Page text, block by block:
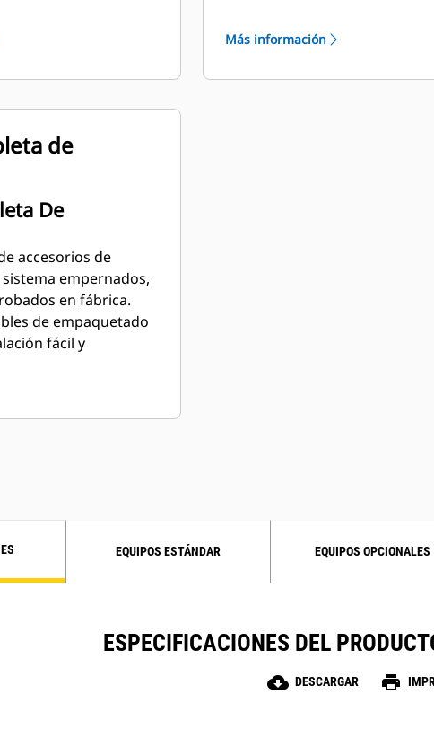
Más información
de
De
accesorios de
empernados,
en fábrica.
de empaquetado
fácil y
EQUIPOS ESTÁNDAR EQUIPOS OPCIONALES
ESPECIFICACIONES DEL
cloud_download DESCARGAR print